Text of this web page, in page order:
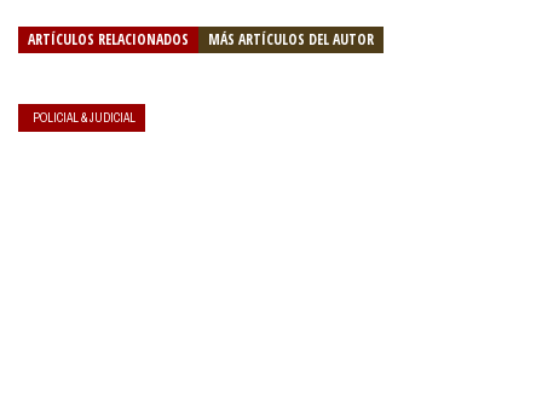
ARTÍCULOS RELACIONADOS MÁS ARTÍCULOS DEL AUTOR
POLICIAL & JUDICIAL